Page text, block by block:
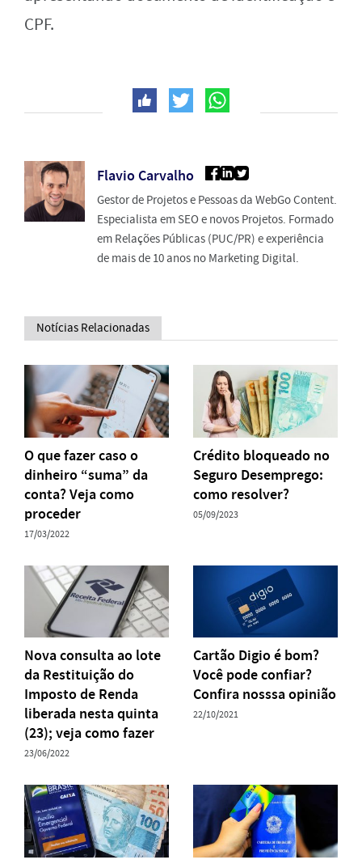
CPF.
Flavio Carvalho
Gestor de Projetos e Pessoas da WebGo Content.
Especialista em SEO e novos Projetos. Formado
em Relações Públicas (PUC/PR) e experiência
de mais de 10 anos no Marketing Digital.
Notícias Relacionadas
O que fazer caso o
dinheiro “suma” da
conta? Veja como
proceder
17/03/2022
Crédito bloqueado no
Seguro Desemprego:
como resolver?
05/09/2023
Nova consulta ao lote
da Restituição do
Imposto de Renda
liberada nesta quinta
(23); veja como fazer
23/06/2022
Cartão‌ ‌Digio‌ ‌é‌ ‌bom?‌
‌Você‌ ‌pode‌ ‌confiar?‌
‌Confira‌ ‌nosssa‌ ‌opinião‌
22/10/2021